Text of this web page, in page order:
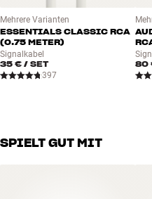
Mehrere Varianten
ESSENTIALS CLASSIC RCA
(0.75 METER)
Signalkabel
35 € / SET
397
80
SPIELT GUT MIT